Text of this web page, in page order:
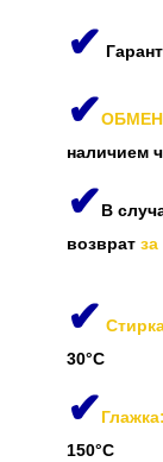
✔
✔
наличием
✔В
возврат
✔
30°C
✔Глажка:
150°C